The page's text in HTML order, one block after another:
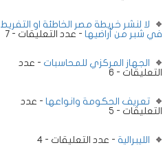
لا لنشر خريطة مصر الخاطئة او التفريط
في شبر من أراضيها - عدد التعليقات - 7
الجهاز المركزي للمحاسبات - عدد
التعليقات - 6
تعريف الحكومة وانواعها - عدد
التعليقات - 5
الليبرالية - عدد التعليقات - 4